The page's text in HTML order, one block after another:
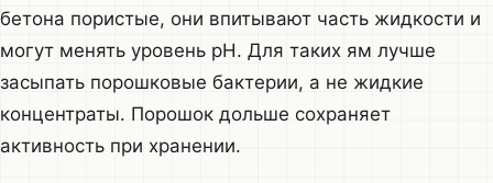
бетона пористые, они впитывают часть жидкости и
могут менять уровень pH. Для таких ям лучше
засыпать порошковые бактерии, а не жидкие
концентраты. Порошок дольше сохраняет
активность при хранении.